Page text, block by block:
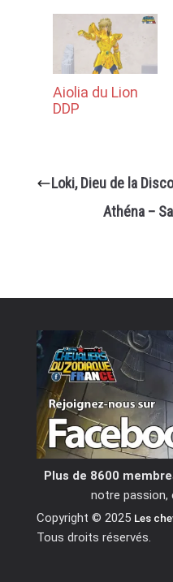
Aiolia du Lion
DDP
Loki, Dieu de la
Athéna –
Plus de 8600
notre passion,
Copyright © 2025 Les
Tous droits réservés.